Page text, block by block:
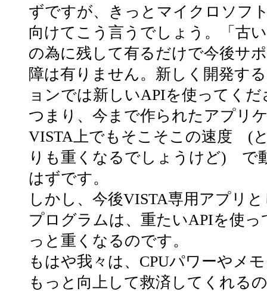
ずですが、きっとマイクロソフ
向けてこう言うでしょう。「古
の為に残して有るだけで今後サ
障は有りません。新しく開発す
ョンでは新しいAPIを使ってく
つまり、今まで作られたアプリ
VISTA上でもそこそこの速度 (
りも重くなるでしょうけど) で
はずです。
しかし、今後VISTA専用アプリ
プログラムは、重たいAPIを使
っと重くなるのです。
もはや我々は、CPUパワーやメ
もっと向上して救済してくれる